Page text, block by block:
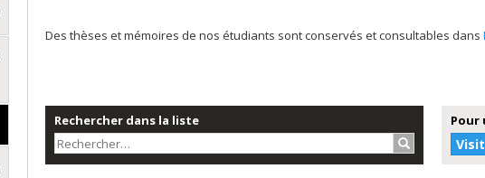
Des thèses et mémoires de nos étudiants sont conservés et consultables dans
Rechercher dans la liste
Rechercher…
Pour